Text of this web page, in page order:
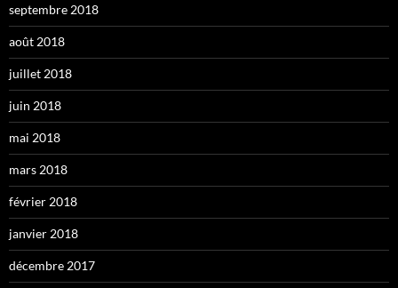
septembre 2018
août 2018
juillet 2018
juin 2018
mai 2018
mars 2018
février 2018
janvier 2018
décembre 2017